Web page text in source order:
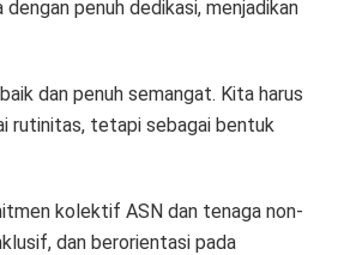
penuh dedikasi, menjadikan
dan penuh semangat. Kita harus
rutinitas, tetapi sebagai bentuk
kolektif ASN dan tenaga non-
dan berorientasi pada